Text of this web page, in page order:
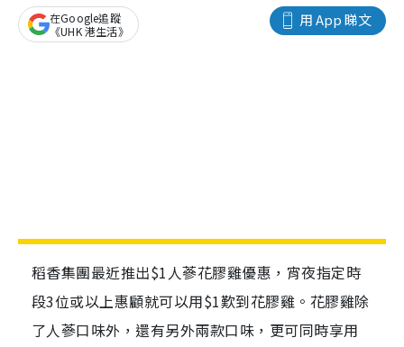
用 App 睇文
在Google追蹤
《UHK 港生活》
稻香集團最近推出$1人蔘花膠雞優惠，宵夜指定時
段3位或以上惠顧就可以用$1歎到花膠雞。花膠雞除
了人蔘口味外，還有另外兩款口味，更可同時享用